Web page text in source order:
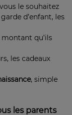
le souhaitez
d’enfant, les
qu’ils
les cadeaux
, simple
les parents